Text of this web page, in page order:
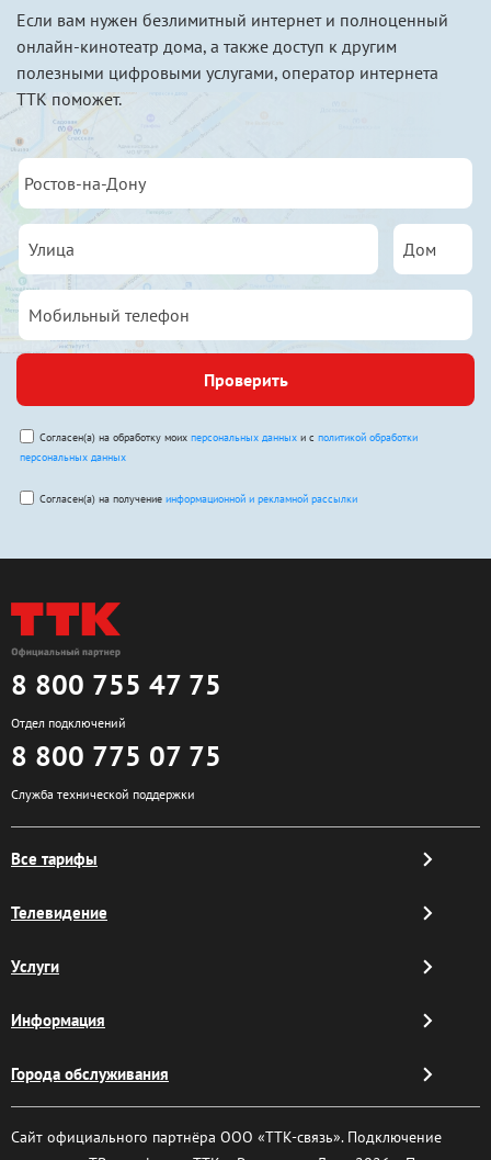
Если вам нужен безлимитный интернет и полноценный
онлайн-кинотеатр дома, а также доступ к другим
полезными цифровыми услугами, оператор интернета
ТТК поможет.
Проверить
Согласен(а) на обработку моих персональных данных и с политикой обработки
персональных данных
Согласен(а) на получение информационной и рекламной рассылки
8 800 755 47 75
Отдел подключений
8 800 775 07 75
Служба технической поддержки
Все тарифы
Телевидение
Услуги
Информация
Города обслуживания
Сайт официального партнёра ООО «ТТК-связь». Подключение